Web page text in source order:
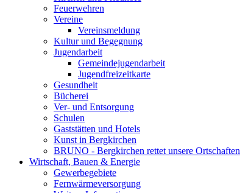
Feuerwehren
Vereine
Vereinsmeldung
Kultur und Begegnung
Jugendarbeit
Gemeindejugendarbeit
Jugendfreizeitkarte
Gesundheit
Bücherei
Ver- und Entsorgung
Schulen
Gaststätten und Hotels
Kunst in Bergkirchen
BRUNO - Bergkirchen rettet unsere Ortschaften
Wirtschaft, Bauen & Energie
Gewerbegebiete
Fernwärmeversorgung